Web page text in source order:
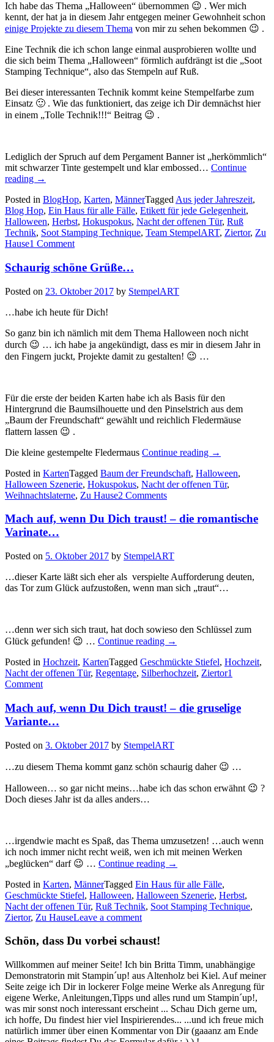
Ich habe das Thema „Halloween“ übernommen 😉 . Wer mich
kennt, der hat ja in diesem Jahr entgegen meiner Gewohnheit schon
einige Projekte zu diesem Thema von mir zu sehen bekommen 😉 .
Eine Technik die ich schon lange einmal ausprobieren wollte und
die sich beim Thema „Halloween“ förmlich aufdrängt ist die „Soot
Stamping Technique“, also das Stempeln auf Ruß.
Bei dieser interessanten Technik kommt keine Stempelfarbe zum
Einsatz 🙂 . Wie das funktioniert, das zeige ich Dir demnächst hier
in einem „Tolle Technik!!!“ Beitrag 😉 .
Lediglich der Spruch auf dem Pergament Banner ist „herkömmlich“
mit schwarzer Tinte gestempelt und klar embossed… Continue
reading „Einen
Blog
Hop
zum
Thema
Herbst…“
→
Posted in BlogHop, Karten, MännerTagged Aus jeder Jahreszeit,
Blog Hop, Ein Haus für alle Fälle, Etikett für jede Gelegenheit,
Halloween, Herbst, Hokuspokus, Nacht der offenen Tür, Ruß
Technik, Soot Stamping Technique, Team StempelART, Ziertor, Zu
Hause1 Comment
Schaurig schöne Grüße…
Posted on 23. Oktober 2017 by StempelART
…habe ich heute für Dich!
So ganz bin ich nämlich mit dem Thema Halloween noch nicht
durch 😉 … ich habe ja angekündigt, dass es mir in diesem Jahr in
den Fingern juckt, Projekte damit zu gestalten! 😉 …
Für die erste der beiden Karten habe ich als Basis für den
Hintergrund die Baumsilhouette und den Pinselstrich aus dem
„Baum der Freundschaft“ gewählt und reichlich Fledermäuse
flattern lassen 😉 .
Die kleine gestempelte Fledermaus Continue reading „Schaurig
Grüße…“
→
Posted in KartenTagged Baum der Freundschaft, Halloween,
Halloween Szenerie, Hokuspokus, Nacht der offenen Tür,
Weihnachtslaterne, Zu Hause2 Comments
Mach auf, wenn Du Dich traust! – die romantische
Varinate…
Posted on 5. Oktober 2017 by StempelART
…dieser Karte läßt sich eher als verspielte Aufforderung deuten,
das Tor zum Glück aufzustoßen, wenn man sich „traut“…
…denn wer sich sich traut, hat doch sowieso den Schlüssel zum
Glück gefunden! 😉 … Continue reading
„Mach
wenn
Du
→
Posted in Hochzeit, KartenTagged Geschmückte Stiefel, Hochzeit,
Nacht der offenen Tür, Regentage, Silberhochzeit, Ziertor1
Comment
Mach auf, wenn Du Dich traust! – die gruselige
Variante…
Posted on 3. Oktober 2017 by StempelART
…zu diesem Thema kommt ganz schön schaurig daher 😉 …
Halloween… so gar nicht meins…habe ich das schon erwähnt 😉 ?
Doch dieses Jahr ist da alles anders…
…irgendwie macht es Spaß, das Thema umzusetzen! …auch wenn
ich noch immer nicht recht weiß, wen ich mit meinen Werken
„beglücken“ darf 😉 … Continue reading
„Mach
wenn
Du
Dich
Variante…“
→
Posted in Karten, MännerTagged Ein Haus für alle Fälle,
Geschmückte Stiefel, Halloween, Halloween Szenerie, Herbst,
Nacht der offenen Tür, Ruß Technik, Soot Stamping Technique,
Ziertor, Zu HauseLeave a comment
Schön, dass Du vorbei schaust!
Willkommen auf meiner Seite! Ich bin Britta Timm, unabhängige
Demonstratorin mit Stampin´up! aus Altenholz bei Kiel. Auf meiner
Seite zeige ich Dir in lockerer Folge meine Werke als Anregung für
eigene Werke, Anleitungen,Tipps und alles rund um Stampin´up!,
was mir sonst noch interessant erscheint ... Schau Dich gerne um,
ich hoffe, Du findest hier viel Inspirierendes... ...und ich freue mich
natürlich immer über einen Kommentar von Dir (gaaanz am Ende